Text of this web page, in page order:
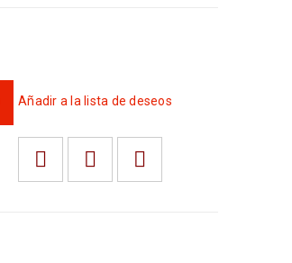
Añadir a la lista de deseos